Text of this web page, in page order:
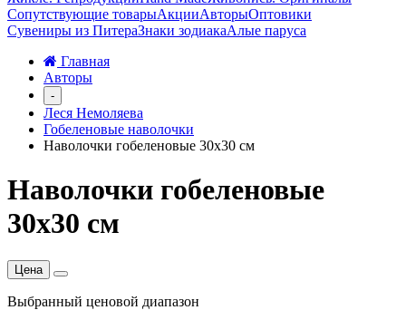
Сопутствующие товарыАкцииАвторыОптовики
Сувениры из ПитераЗнаки зодиакаАлые паруса
Главная
Авторы
-
Леся Немоляева
Гобеленовые наволочки
Наволочки гобеленовые 30х30 см
Наволочки гобеленовые
30х30 см
Цена
Выбранный ценовой диапазон